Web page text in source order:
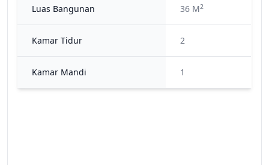
Luas Bangunan 36 M2
Kamar Tidur 2
Kamar Mandi 1